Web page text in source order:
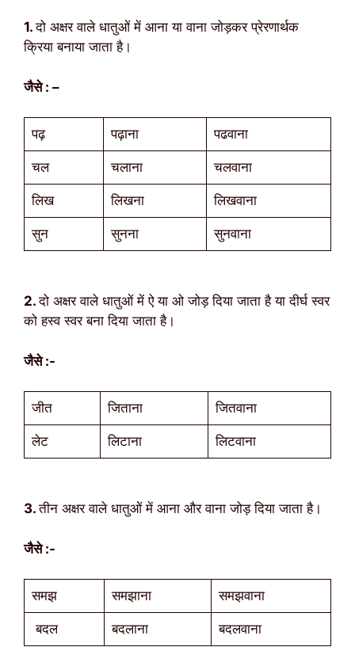
1.दो अक्षर वाले धातुओं में आना या वाना जोड़कर प्रेरणार्थक
क्रिया बनाया जाता है।
जैसे : –
पढ़ पढ़ाना पढवाना
चल चलाना चलवाना
लिख लिखना लिखवाना
सुन सुनना सुनवाना
2.दो अक्षर वाले धातुओं में ऐ या ओ जोड़ दिया जाता है या दीर्घ स्वर
को हस्व स्वर बना दिया जाता है।
जैसे :-
जीत जिताना जितवाना
लेट लिटाना लिटवाना
3.तीन अक्षर वाले धातुओं में आना और वाना जोड़ दिया जाता है।
जैसे :-
समझ समझाना समझवाना
बदल बदलाना बदलवाना